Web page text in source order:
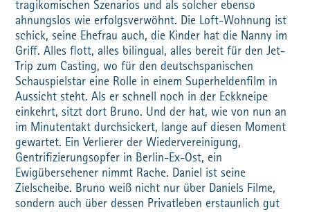
tragikomischen Szenarios und als solcher ebenso
ahnungslos wie erfolgsverwöhnt. Die Loft-Wohnung ist
schick, seine Ehefrau auch, die Kinder hat die Nanny im
Griff. Alles flott, alles bilingual, alles bereit für den Jet-
Trip zum Casting, wo für den deutschspanischen
Schauspielstar eine Rolle in einem Superheldenfilm in
Aussicht steht. Als er schnell noch in der Eckkneipe
einkehrt, sitzt dort Bruno. Und der hat, wie von nun an
im Minutentakt durchsickert, lange auf diesen Moment
gewartet. Ein Verlierer der Wiedervereinigung,
Gentrifizierungsopfer in Berlin-Ex-Ost, ein
Ewigübersehener nimmt Rache. Daniel ist seine
Zielscheibe. Bruno weiß nicht nur über Daniels Filme,
sondern auch über dessen Privatleben erstaunlich gut